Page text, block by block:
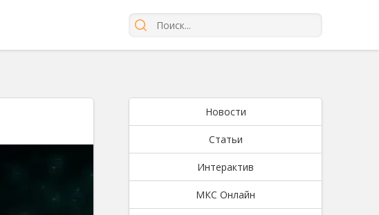
Новости
Статьи
Интерактив
МКС Онлайн